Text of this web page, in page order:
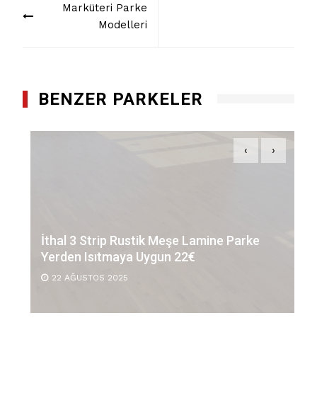
dolaşımıMarküteri Parke
Modelleri
BENZER PARKELER
İthal 3 Strip Rustik Meşe Lamine Parke
Yerden Isıtmaya Uygun 22€
22 AĞUSTOS 2025
‹ ›